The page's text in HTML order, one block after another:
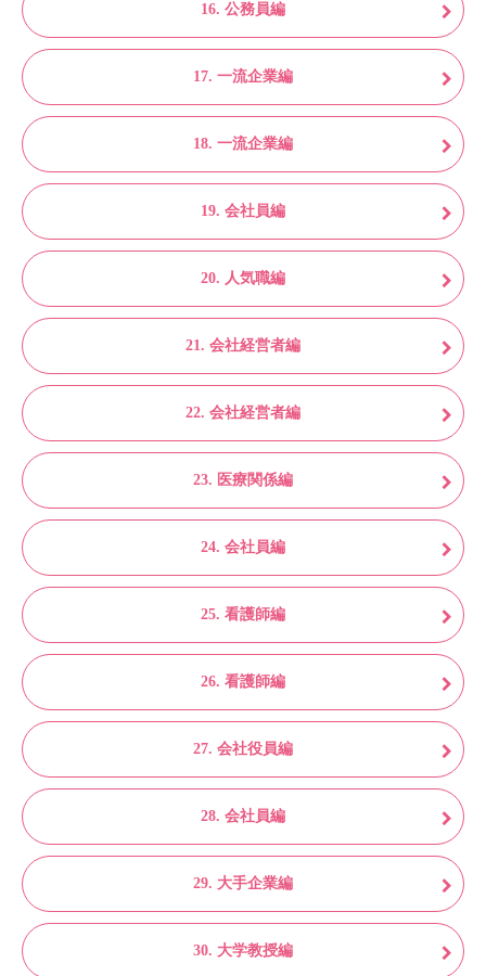
16. 公務員編
17. 一流企業編
18. 一流企業編
19. 会社員編
20. 人気職編
21. 会社経営者編
22. 会社経営者編
23. 医療関係編
24. 会社員編
25. 看護師編
26. 看護師編
27. 会社役員編
28. 会社員編
29. 大手企業編
30. 大学教授編